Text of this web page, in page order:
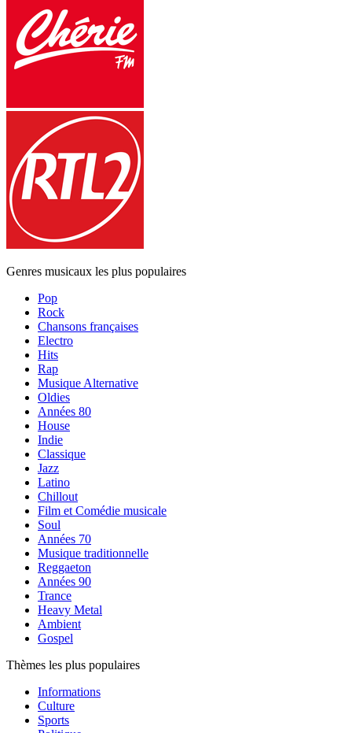
Genres musicaux les plus populaires
Pop
Rock
Chansons françaises
Electro
Hits
Rap
Musique Alternative
Oldies
Années 80
House
Indie
Classique
Jazz
Latino
Chillout
Film et Comédie musicale
Soul
Années 70
Musique traditionnelle
Reggaeton
Années 90
Trance
Heavy Metal
Ambient
Gospel
Thèmes les plus populaires
Informations
Culture
Sports